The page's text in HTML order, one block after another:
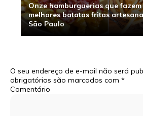
Onze hamburguerias que fazem
melhores batatas fritas
São Paulo
O seu endereço de e-mail não será
obrigatórios são marcados com *
Comentário